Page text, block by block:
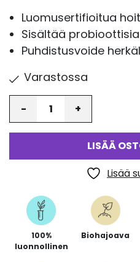
arvotukseen.
Luomusertifioitua
Sisältää
Puhdistusvoide
Varastossa
LISÄÄ
Lisää
100%
luonnollinen
Biohajoava